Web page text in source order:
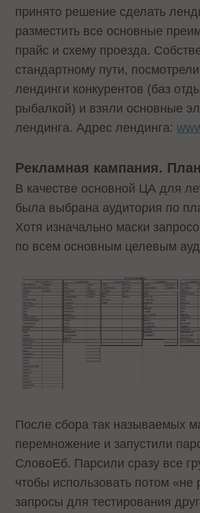
принято решение сделать
разместить все основные
прайс и схему проезда.
стандартному пути,
лендинги конкурентов (баз
рыбалкой) и взяли основные
лендинга. Адрес лендинга:
Рекламная кампания.
В качестве основной ЦА для
была выбрана аудитория по
Хотя изначально маски
по всем основным целевым
После сбора так называемых
перемножение и запустили
СловоЕб. Парсили сразу все
чтобы использовать потом «не
запросы для тестирования